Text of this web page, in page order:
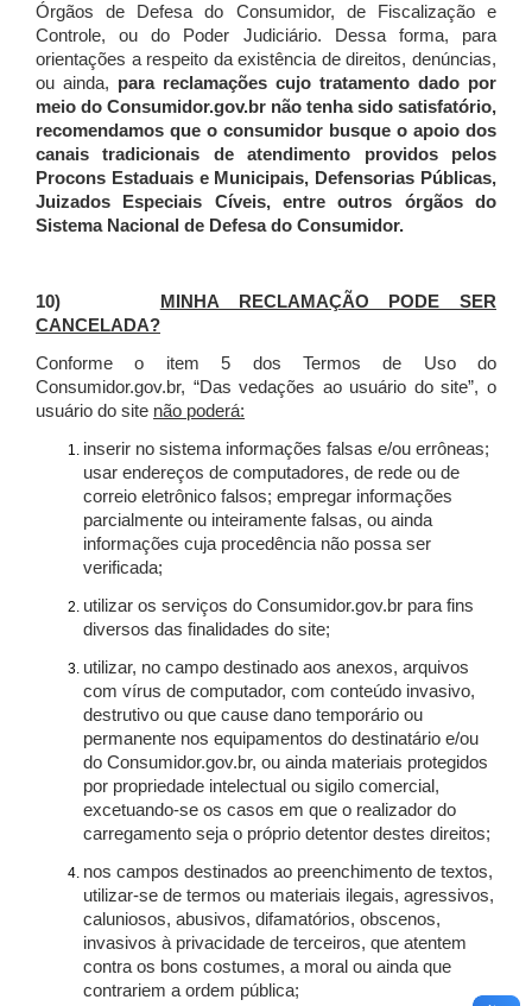
Órgãos de Defesa do Consumidor, de Fiscalização e
Controle, ou do Poder Judiciário. Dessa forma, para
orientações a respeito da existência de direitos, denúncias,
ou ainda, para reclamações cujo tratamento dado por
meio do Consumidor.gov.br não tenha sido satisfatório,
recomendamos que o consumidor busque o apoio dos
canais tradicionais de atendimento providos pelos
Procons Estaduais e Municipais, Defensorias Públicas,
Juizados Especiais Cíveis, entre outros órgãos do
Sistema Nacional de Defesa do Consumidor.
10)
MINHA RECLAMAÇÃO PODE SER
CANCELADA?
Conforme o item 5 dos Termos de Uso do
Consumidor.gov.br, “Das vedações ao usuário do site”, o
usuário do site não poderá:
inserir no sistema informações falsas e/ou errôneas;
usar endereços de computadores, de rede ou de
correio eletrônico falsos; empregar informações
parcialmente ou inteiramente falsas, ou ainda
informações cuja procedência não possa ser
verificada;
utilizar os serviços do Consumidor.gov.br para fins
diversos das finalidades do site;
utilizar, no campo destinado aos anexos, arquivos
com vírus de computador, com conteúdo invasivo,
destrutivo ou que cause dano temporário ou
permanente nos equipamentos do destinatário e/ou
do Consumidor.gov.br, ou ainda materiais protegidos
por propriedade intelectual ou sigilo comercial,
excetuando-se os casos em que o realizador do
carregamento seja o próprio detentor destes direitos;
nos campos destinados ao preenchimento de textos,
utilizar-se de termos ou materiais ilegais, agressivos,
caluniosos, abusivos, difamatórios, obscenos,
invasivos à privacidade de terceiros, que atentem
contra os bons costumes, a moral ou ainda que
contrariem a ordem pública;